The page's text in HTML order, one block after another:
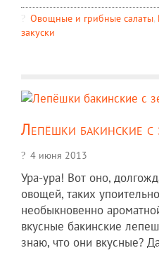
Овощные и грибные салаты,
закуски
Лепёшки бакинские с
4 июня 2013
Ура-ура! Вот оно,
овощей, таких
необыкновенно
вкусные бакинские
знаю, что они вкусные?